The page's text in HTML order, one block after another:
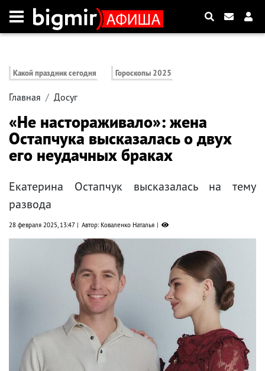
Какой праздник сегодня Гороскопы 2025
Главная Досуг
«Не настораживало»: жена
Остапчука высказалась о двух
его неудачных браках
Екатерина Остапчук высказалась на тему
развода
28 февраля 2025, 13:47 Автор: Коваленко Наталья